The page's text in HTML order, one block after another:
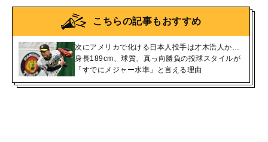
こちらの記事もおすすめ
次にアメリカで化ける日本人投手は才木浩人か…
身長189cm、球質、真っ向勝負の投球スタイルが
「すでにメジャー水準」と言える理由